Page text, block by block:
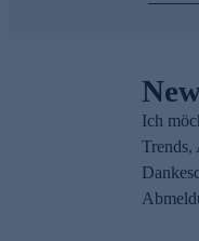
Ich
Trends,